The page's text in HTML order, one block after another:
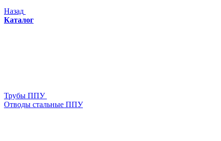
Назад
Каталог
Трубы ППУ
Отводы стальные ППУ